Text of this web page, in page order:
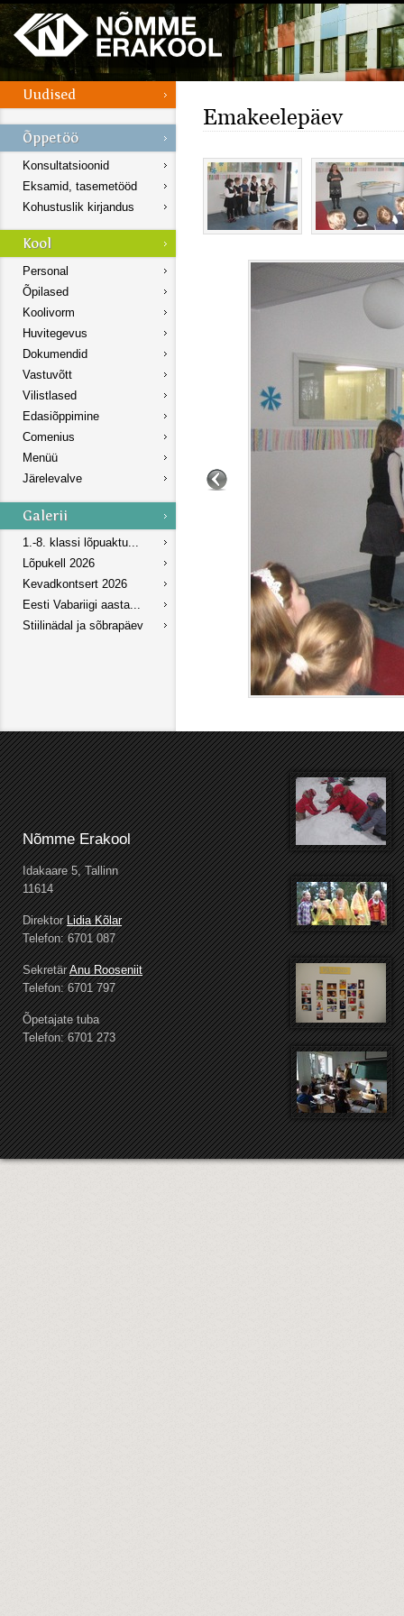
Konsultatsioonid
Eksamid, tasemetööd
Kohustuslik kirjandus
Personal
Õpilased
Koolivorm
Huvitegevus
Dokumendid
Vastuvõtt
Vilistlased
Edasiõppimine
Comenius
Menüü
Järelevalve
1.-8. klassi lõpuaktu...
Lõpukell 2026
Kevadkontsert 2026
Eesti Vabariigi aasta...
Stiilinädal ja sõbrapäev
Emakeelepäev
Nõmme Erakool
Idakaare 5, Tallinn
11614
DirektorLidia Kõlar
Telefon: 6701 087
SekretärAnu Rooseniit
Telefon: 6701 797
Õpetajate tuba
Telefon: 6701 273